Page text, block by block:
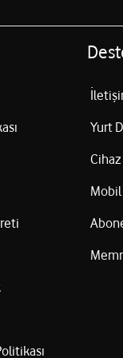
Yurt
Cihaz
Mobil